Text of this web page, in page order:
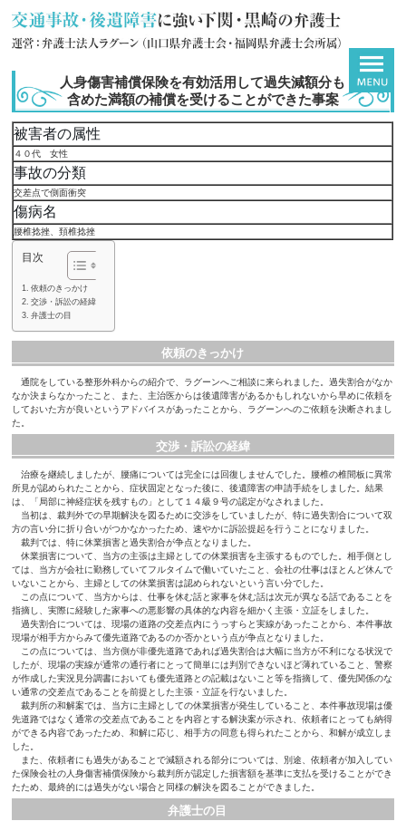
人身傷害補償保険を有効活用して過失減額分も
含めた満額の補償を受けることができた事案
被害者の属性
４０代 女性
事故の分類
交差点で側面衝突
傷病名
腰椎捻挫、頚椎捻挫
目次
依頼のきっかけ
交渉・訴訟の経緯
弁護士の目
依頼のきっかけ
通院をしている整形外科からの紹介で、ラグーンへご相談に来られました。過失割合がなか
なか決まらなかったこと、また、主治医からは後遺障害があるかもしれないから早めに依頼を
しておいた方が良いというアドバイスがあったことから、ラグーンへのご依頼を決断されまし
た。
交渉・訴訟の経緯
治療を継続しましたが、腰痛については完全には回復しませんでした。腰椎の椎間板に異常
所見が認められたことから、症状固定となった後に、後遺障害の申請手続をしました。結果
は、「局部に神経症状を残すもの」として１４級９号の認定がなされました。
当初は、裁判外での早期解決を図るために交渉をしていましたが、特に過失割合について双
方の言い分に折り合いがつかなかったため、速やかに訴訟提起を行うことになりました。
裁判では、特に休業損害と過失割合が争点となりました。
休業損害について、当方の主張は主婦としての休業損害を主張するものでした。相手側とし
ては、当方が会社に勤務していてフルタイムで働いていたこと、会社の仕事はほとんど休んで
いないことから、主婦としての休業損害は認められないという言い分でした。
この点について、当方からは、仕事を休む話と家事を休む話は次元が異なる話であることを
指摘し、実際に経験した家事への悪影響の具体的な内容を細かく主張・立証をしました。
過失割合については、現場の道路の交差点内にうっすらと実線があったことから、本件事故
現場が相手方からみて優先道路であるのか否かという点が争点となりました。
この点については、当方側が非優先道路であれば過失割合は大幅に当方が不利になる状況で
したが、現場の実線が通常の通行者にとって簡単には判別できないほど薄れていること、警察
が作成した実況見分調書においても優先道路との記載はないこと等を指摘して、優先関係のな
い通常の交差点であることを前提とした主張・立証を行ないました。
裁判所の和解案では、当方に主婦としての休業損害が発生していること、本件事故現場は優
先道路ではなく通常の交差点であることを内容とする解決案が示され、依頼者にとっても納得
ができる内容であったため、和解に応じ、相手方の同意も得られたことから、和解が成立しま
した。
また、依頼者にも過失があることで減額される部分については、別途、依頼者が加入してい
た保険会社の人身傷害補償保険から裁判所が認定した損害額を基準に支払を受けることができ
たため、最終的には過失がない場合と同様の解決を図ることができました。
弁護士の目